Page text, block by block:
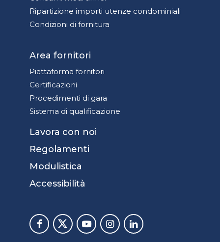
Ripartizione importi utenze condominiali
Condizioni di fornitura
Area fornitori
Piattaforma fornitori
Certificazioni
Procedimenti di gara
Sistema di qualificazione
Lavora con noi
Regolamenti
Modulistica
Accessibilità